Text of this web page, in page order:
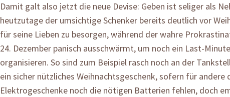
Damit galt also jetzt die neue Devise: Geben ist seliger als
heutzutage der umsichtige Schenker bereits deutlich vor
für seine Lieben zu besorgen, während der wahre
24. Dezember panisch ausschwärmt, um noch ein Last-
organisieren. So sind zum Beispiel rasch noch an der
ein sicher nützliches Weihnachtsgeschenk, sofern für andere
Elektrogeschenke noch die nötigen Batterien fehlen, doch